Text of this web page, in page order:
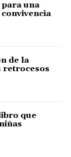
una
de la
retrocesos
que